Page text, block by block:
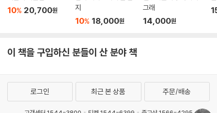
10% 20,700원
지
10% 18,000원
그래
14,000원
이 책을 구입하신 분들이 산 분야 책
로그인 최근 본 상품 주문/배송